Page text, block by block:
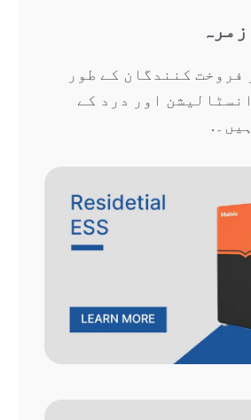
فروخت کنندگان کے طور
اور درد کے